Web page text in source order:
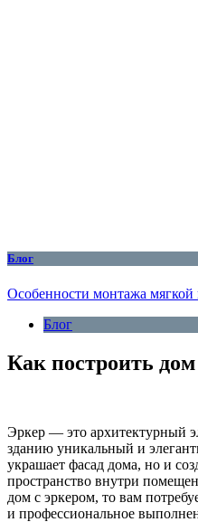
Блог
Особенности монтажа
Блог
Как построить
Эркер — это архитектурный
зданию уникальный и
украшает фасад дома, но и
пространство внутри
дом с эркером, то вам
и профессиональное